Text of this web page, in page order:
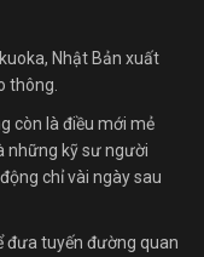
Nhật Bản xuất
thông.
còn là điều mới mẻ
những kỹ sư người
chỉ vài ngày sau
đưa tuyến đường quan